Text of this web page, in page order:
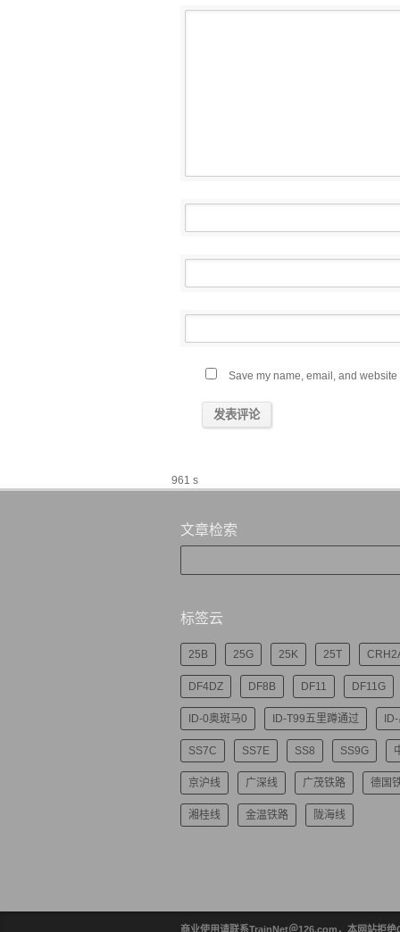
Save my name, email, and
961 s
文章检索
标签云
25B 25G 25K 25T
DF4DZ DF8B DF11 DF11G
ID-0奥斑马0 ID-T99五里蹲通过
SS7C SS7E SS8 SS9G
京沪线 广深线 广茂铁路 德国
湘桂线 金温铁路 陇海线
商业使用请联系TrainNet＠126.com，本网站拒绝